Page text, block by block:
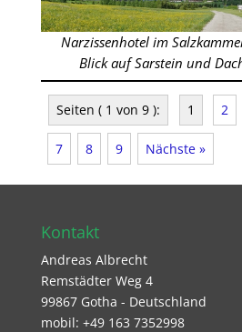
Narzissenhotel im
Blick auf Sarstein und
Seiten ( 1 von 9 ): 1 2
7 8 9 Nächste »
Kontakt
Andreas Albrecht
Remstädter Weg 4
99867 Gotha - Deutschland
mobil: +49 163 7352998